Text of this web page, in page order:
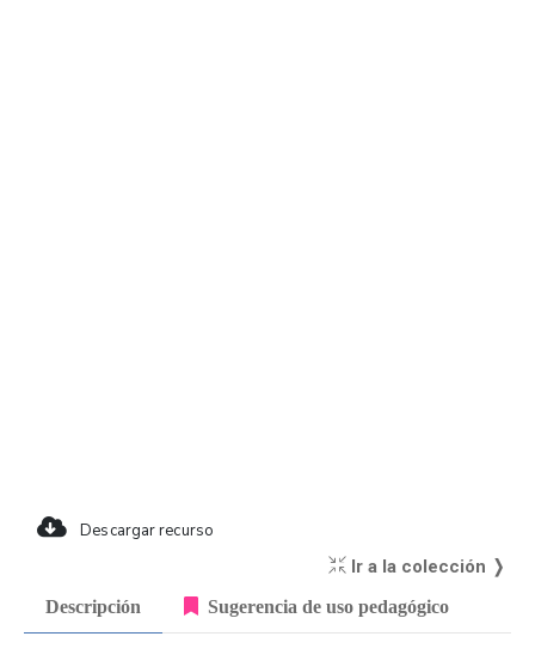
Descargar recurso
Ir a la colección ❭
Descripción Sugerencia de uso pedagógico